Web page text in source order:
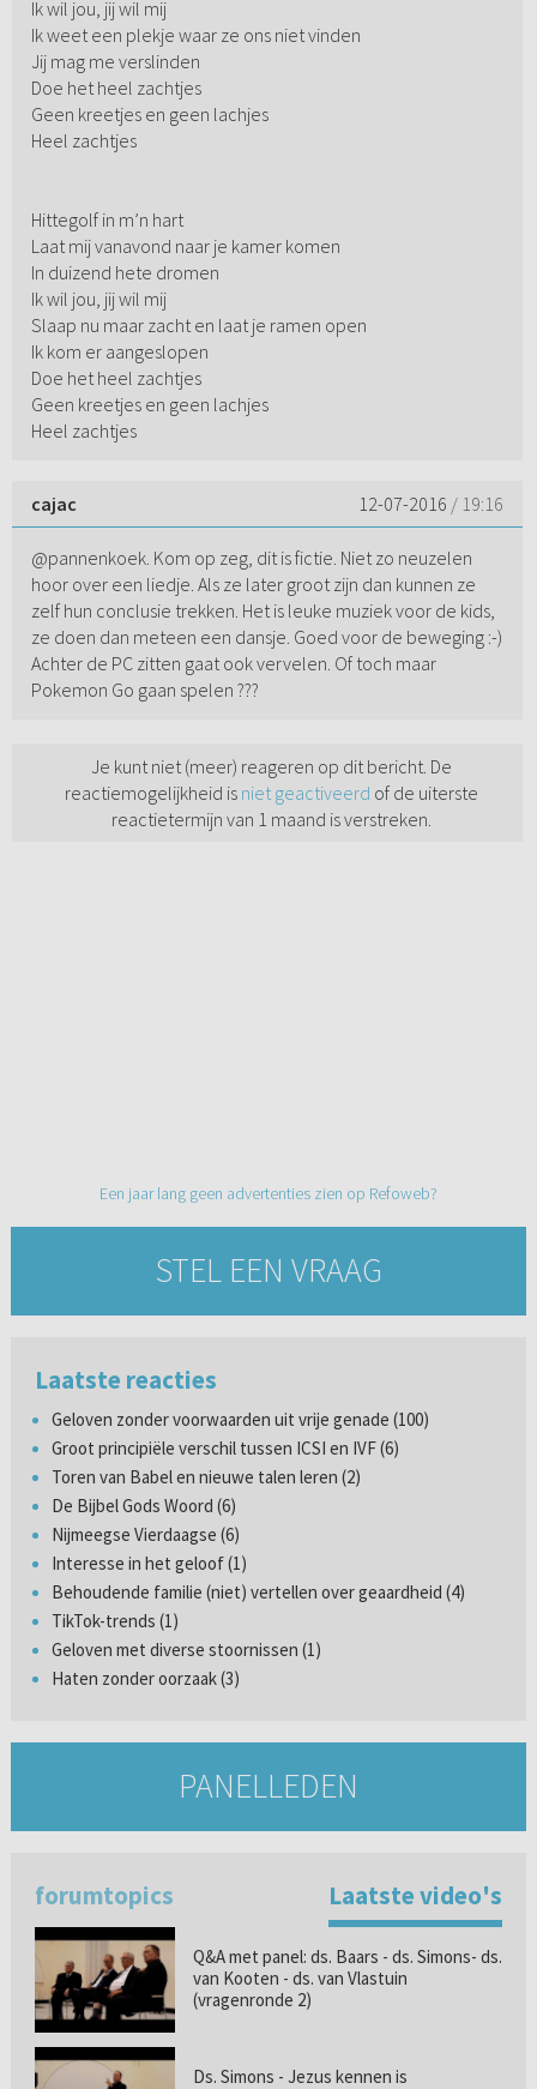
Ik wil jou, jij wil mij
Ik weet een plekje waar ze ons niet vinden
Jij mag me verslinden
Doe het heel zachtjes
Geen kreetjes en geen lachjes
Heel zachtjes
Hittegolf in m’n hart
Laat mij vanavond naar je kamer komen
In duizend hete dromen
Ik wil jou, jij wil mij
Slaap nu maar zacht en laat je ramen open
Ik kom er aangeslopen
Doe het heel zachtjes
Geen kreetjes en geen lachjes
Heel zachtjes
cajac 12-07-2016 / 19:16
@pannenkoek. Kom op zeg, dit is fictie. Niet zo neuzelen
hoor over een liedje. Als ze later groot zijn dan kunnen ze
zelf hun conclusie trekken. Het is leuke muziek voor de kids,
ze doen dan meteen een dansje. Goed voor de beweging :-)
Achter de PC zitten gaat ook vervelen. Of toch maar
Pokemon Go gaan spelen ???
Je kunt niet (meer) reageren op dit bericht. De
reactiemogelijkheid is niet geactiveerd of de uiterste
reactietermijn van 1 maand is verstreken.
Een jaar lang geen advertenties zien op Refoweb?
STEL EEN VRAAG
Laatste reacties
Geloven zonder voorwaarden uit vrije genade (100)
Groot principiële verschil tussen ICSI en IVF (6)
Toren van Babel en nieuwe talen leren (2)
De Bijbel Gods Woord (6)
Nijmeegse Vierdaagse (6)
Interesse in het geloof (1)
Behoudende familie (niet) vertellen over geaardheid (4)
TikTok-trends (1)
Geloven met diverse stoornissen (1)
Haten zonder oorzaak (3)
PANELLEDEN
forumtopics Laatste video's
Q&A met panel: ds. Baars - ds. Simons- ds.
van Kooten - ds. van Vlastuin
(vragenronde 2)
Ds. Simons - Jezus kennen is